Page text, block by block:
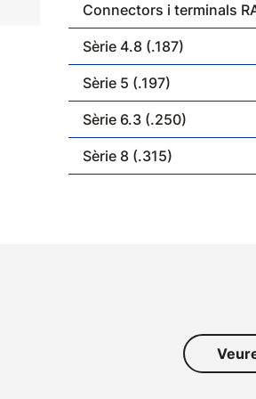
Connectors i terminals
Sèrie 4.8 (.187)
Sèrie 5 (.197)
Sèrie 6.3 (.250)
Sèrie 8 (.315)